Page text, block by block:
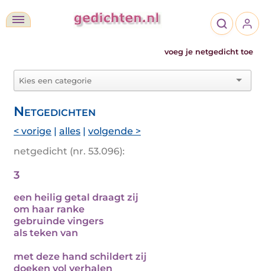
voeg je netgedicht toe
Netgedichten
< vorige | alles | volgende >
netgedicht (nr. 53.096):
3
een heilig getal draagt zij
om haar ranke
gebruinde vingers
als teken van
met deze hand schildert zij
doeken vol verhalen